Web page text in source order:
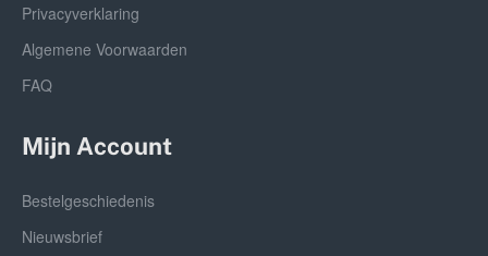
Privacyverklaring
Algemene Voorwaarden
FAQ
Mijn Account
Bestelgeschiedenis
Nieuwsbrief